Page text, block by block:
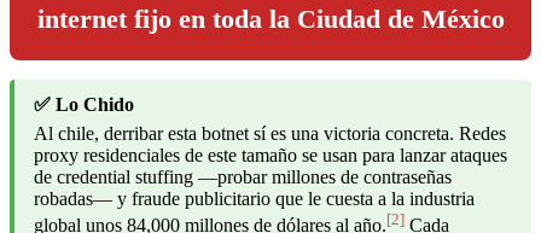
internet fijo en toda la Ciudad de México
✅ Lo Chido
Al chile, derribar esta botnet sí es una victoria concreta. Redes
proxy residenciales de este tamaño se usan para lanzar ataques
de credential stuffing —probar millones de contraseñas
robadas— y fraude publicitario que le cuesta a la industria
global unos 84,000 millones de dólares al año.[2] Cada